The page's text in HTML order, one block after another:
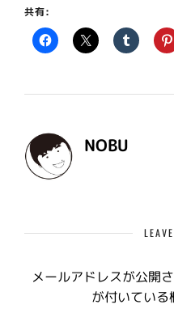
共有:
NOBU
メールアドレスが公開
が付いている